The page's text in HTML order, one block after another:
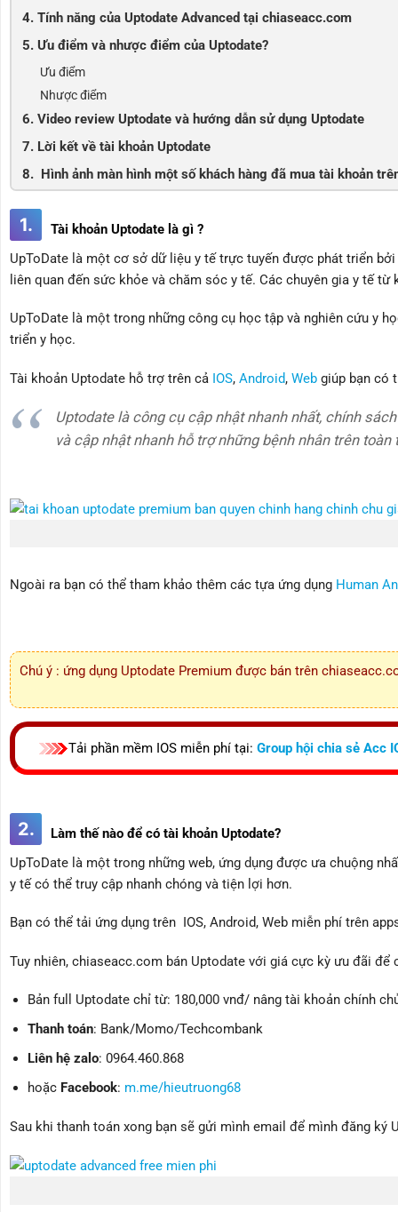
4. Tính năng của Uptodate Advanced tại chiaseacc.com
5. Ưu điểm và nhược điểm của Uptodate?
Ưu điểm
Nhược điểm
6. Video review Uptodate và hướng dẫn sử dụng Uptodate
7. Lời kết về tài khoản Uptodate
8. Hình ảnh màn hình một số khách hàng đã mua tài khoản
1.
Tài khoản Uptodate là gì ?
UpToDate là một cơ sở dữ liệu y tế trực tuyến được phát triển
liên quan đến sức khỏe và chăm sóc y tế. Các chuyên gia y tế
UpToDate là một trong những công cụ học tập và nghiên cứu y
triển y học.
Tài khoản Uptodate hỗ trợ trên cả IOS, Android, Web giúp bạn có
Uptodate là công cụ cập nhật nhanh nhất, chính
và cập nhật nhanh hỗ trợ những bệnh nhân trên toàn
Ngoài ra bạn có thể tham khảo thêm các tựa ứng dụng Human
Chú ý : ứng dụng Uptodate Premium được bán trên
Tải phần mềm IOS miễn phí tại: Group hội chia sẻ Acc
2.
Làm thế nào để có tài khoản Uptodate?
UpToDate là một trong những web, ứng dụng được ưa chuộng
y tế có thể truy cập nhanh chóng và tiện lợi hơn.
Bạn có thể tải ứng dụng trên IOS, Android, Web miễn phí trên
Tuy nhiên, chiaseacc.com bán Uptodate với giá cực kỳ ưu đãi
Bản full Uptodate chỉ từ: 180,000 vnđ/ nâng tài khoản chính
Thanh toán: Bank/Momo/Techcombank
Liên hệ zalo: 0964.460.868
hoặc Facebook: m.me/hieutruong68
Sau khi thanh toán xong bạn sẽ gửi mình email để mình đăng